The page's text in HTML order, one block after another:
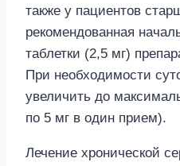
также у пациентов
рекомендованная
таблетки (2,5 мг)
При необходимости
увеличить до
по 5 мг в один прием).
Лечение хронической